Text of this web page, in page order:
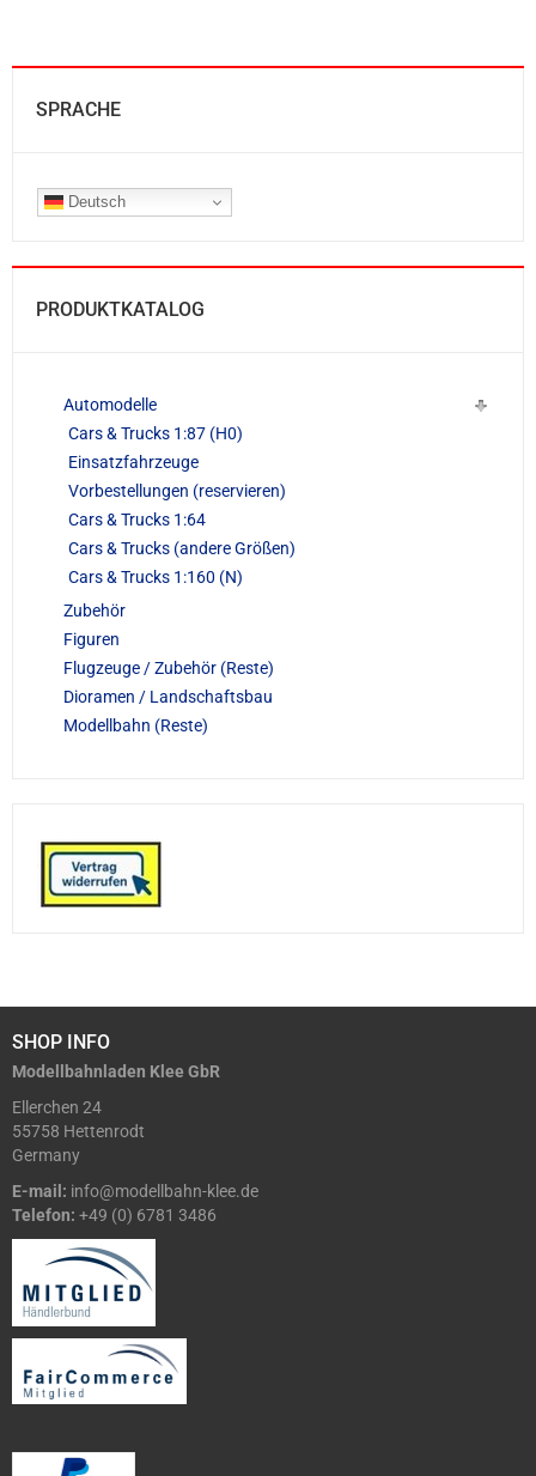
SPRACHE
Deutsch
PRODUKTKATALOG
Automodelle
Cars & Trucks 1:87 (H0)
Einsatzfahrzeuge
Vorbestellungen (reservieren)
Cars & Trucks 1:64
Cars & Trucks (andere Größen)
Cars & Trucks 1:160 (N)
Zubehör
Figuren
Flugzeuge / Zubehör (Reste)
Dioramen / Landschaftsbau
Modellbahn (Reste)
SHOP INFO
Modellbahnladen Klee GbR
Ellerchen 24
55758 Hettenrodt
Germany
E-mail: info@modellbahn-klee.de
Telefon: +49 (0) 6781 3486